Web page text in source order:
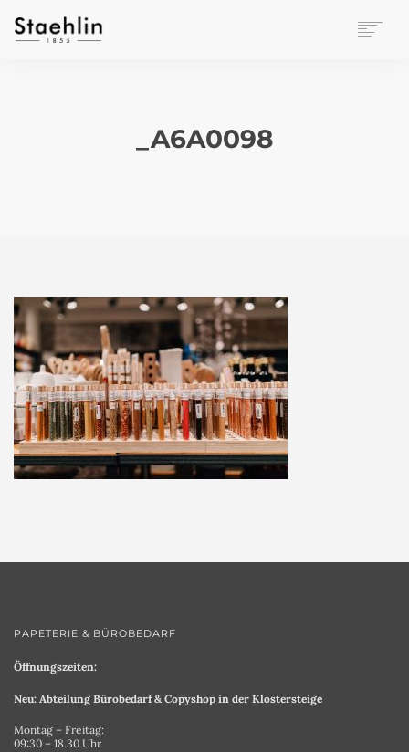
_A6A0098
PAPETERIE & BÜROBEDARF
Öffnungszeiten:
Neu: Abteilung Bürobedarf & Copyshop in der Klostersteige
Montag – Freitag:
09:30 – 18.30 Uhr